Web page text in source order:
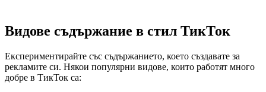
Видове съдържание в стил ТикТок
Експериментирайте със съдържанието, което създавате за
рекламите си. Някои популярни видове, които работят много
добре в ТикТок са: